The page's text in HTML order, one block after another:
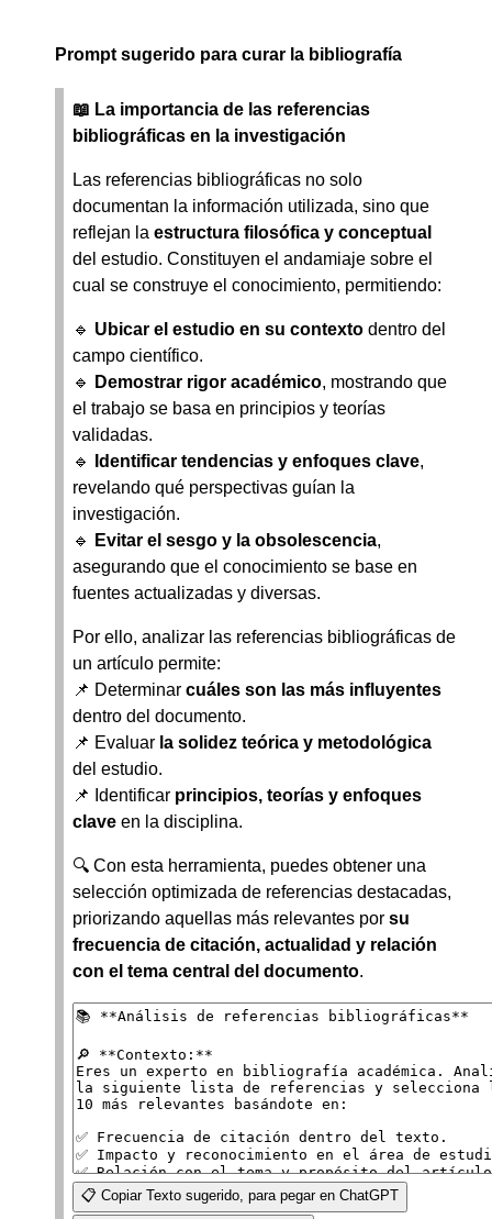
Prompt sugerido para curar la bibliografía
📖 La importancia de las referencias
bibliográficas en la investigación
Las referencias bibliográficas no solo
documentan la información utilizada, sino que
reflejan la estructura filosófica y conceptual
del estudio. Constituyen el andamiaje sobre el
cual se construye el conocimiento, permitiendo:
🔹 Ubicar el estudio en su contexto dentro del
campo científico.
🔹
Demostrar rigor académico, mostrando que
el trabajo se basa en principios y teorías
validadas.
🔹
Identificar tendencias y enfoques clave,
revelando qué perspectivas guían la
investigación.
🔹
Evitar el sesgo y la obsolescencia,
asegurando que el conocimiento se base en
fuentes actualizadas y diversas.
Por ello, analizar las referencias bibliográficas de
un artículo permite:
📌 Determinar cuáles son las más influyentes
dentro del documento.
📌 Evaluar la solidez teórica y metodológica
del estudio.
📌 Identificar principios, teorías y enfoques
clave en la disciplina.
🔍 Con esta herramienta, puedes obtener una
selección optimizada de referencias destacadas,
priorizando aquellas más relevantes por su
frecuencia de citación, actualidad y relación
con el tema central del documento.
📋 Copiar Texto sugerido, para pegar en ChatGPT